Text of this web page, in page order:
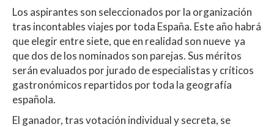
Los aspirantes son seleccionados por la organización
tras incontables viajes por toda España. Este año habrá
que elegir entre siete, que en realidad son nueve ya
que dos de los nominados son parejas. Sus méritos
serán evaluados por jurado de especialistas y críticos
gastronómicos repartidos por toda la geografía
española.
El ganador, tras votación individual y secreta, se